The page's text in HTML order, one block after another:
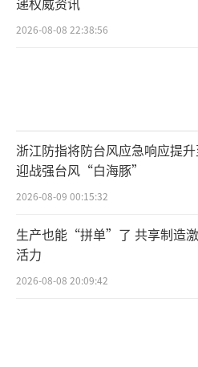
2026-08-08 22:38:56
浙江防指将防台风应急响应提
迎战强台风“白海豚”
2026-08-09 00:15:32
生产也能“拼单”了 共享制造
活力
2026-08-08 20:09:42